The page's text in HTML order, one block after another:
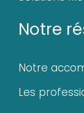
Notre
Notre
Les